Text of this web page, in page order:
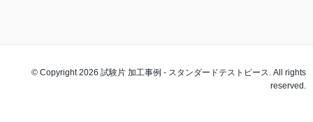
© Copyright 2026 試験片 加工事例 - スタンダードテストピース. All rights
reserved.